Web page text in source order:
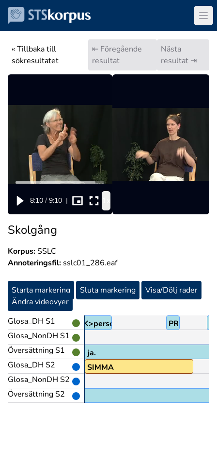
« Tillbaka till
sökresultatet
⇤ Föregående
resultat
Nästa
resultat ⇥
8:10 / 9:10 |
Skolgång
Korpus:SSLC
Annoteringsfil: sslc01_286.eaf
Starta markering Sluta markering
Visa/Dölj rader
Ändra videovyer
Glosa_DH S1
Glosa_NonDH S1
Översättning S1
Glosa_DH S2
Glosa_NonDH S2
Översättning S2
SAMMA PEK>person/PEK PRO1
är nästan samma sak ja.
SIMMA